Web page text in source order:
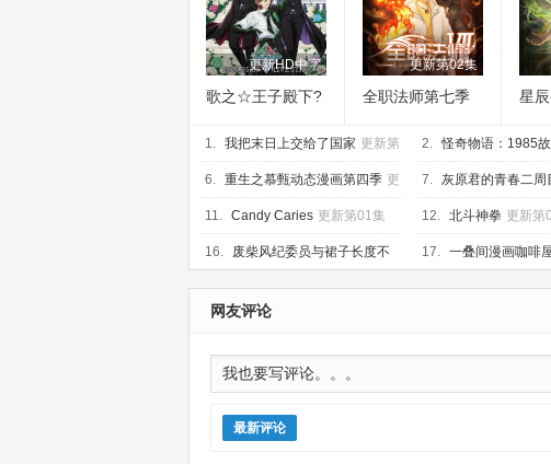
更新HD中字
歌之☆王子殿下?
XXXX剧场版
更新第02集
全职法师第七季 星
1. 我把末日上交给了国家 更新第
17集
2. 怪奇物语：1985
第10集
6. 重生之慕甄动态漫画第四季 更
新第20集
7. 灰原君的青春二周
07集
11. Candy Caries 更新第01集 12. 北斗神拳 更新第
16. 废柴风纪委员与裙子长度不
合规的JK的故事 更新第07集
17. 一叠间漫画咖啡
新第06集
网友评论
最新评论